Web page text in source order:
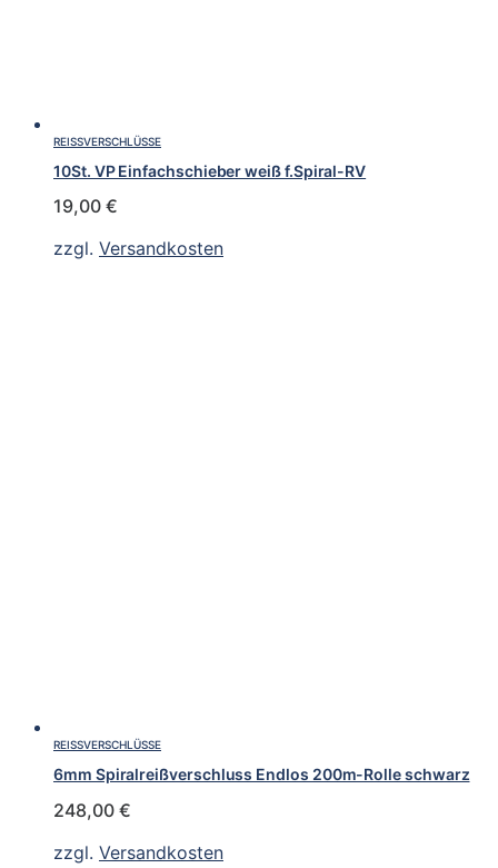
REISSVERSCHLÜSSE
10St. VP Einfachschieber weiß f.Spiral-RV
19,00 €
zzgl. Versandkosten
REISSVERSCHLÜSSE
6mm Spiralreißverschluss Endlos 200m-Rolle schwarz
248,00 €
zzgl. Versandkosten